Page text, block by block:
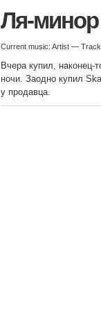
Ля-минор
Current music: Artist — Track
Вчера купил, наконец-
ночи. Заодно купил
у продавца.